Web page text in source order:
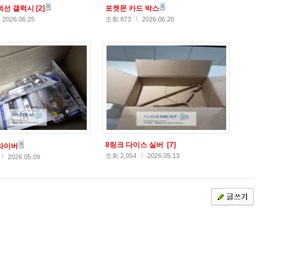
선 갤럭시 [2]
2026.06.25
포켓몬 카드 박스
조회 873 2026.06.20
이버
2026.05.09
8링크 다이스 실버 [7]
조회 2,054 2026.05.13